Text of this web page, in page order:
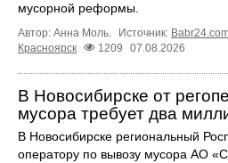
мусорной реформы.
Автор: Анна Моль. Источник:
Красноярск
1209 07.08.2026
В Новосибирске от
мусора требует два
В Новосибирске региональный
оператору по вывозу мусора АО